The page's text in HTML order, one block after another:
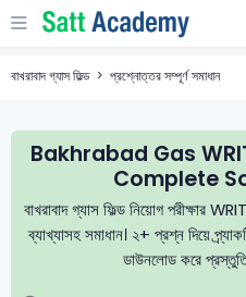
বাখরাবাদ গ্যাস ফিল্ড প্রশ্নোত্তর সম্পূর্ণ সমাধান
Bakhrabad Gas
Complete
বাখরাবাদ গ্যাস ফিল্ড নিয়োগ পরীক্ষার
ব্যাখ্যাসহ সমাধান। ২+ প্রশ্ন দিয়ে
ডাউনলোড করে